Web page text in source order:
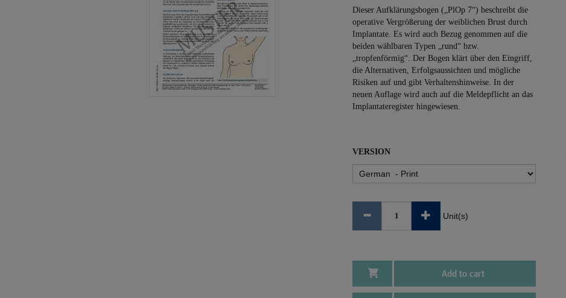
Dieser Aufklärungsbogen („PlOp 7“) beschreibt die
operative Vergrößerung der weiblichen Brust durch
Implantate. Es wird auch Bezug genommen auf die
beiden wählbaren Typen „rund“ bzw.
„tropfenförmig“. Der Bogen klärt über den Eingriff,
die Alternativen, Erfolgsaussichten und mögliche
Risiken auf und gibt Verhaltenshinweise. In der
neuen Auflage wird auch auf die Meldepflicht an das
Implantateregister hingewiesen.
VERSION
Unit(s)
Add to cart